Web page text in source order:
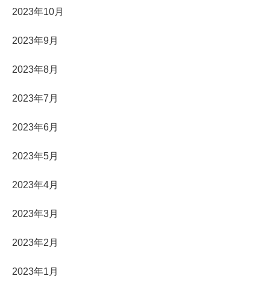
2023年10月
2023年9月
2023年8月
2023年7月
2023年6月
2023年5月
2023年4月
2023年3月
2023年2月
2023年1月